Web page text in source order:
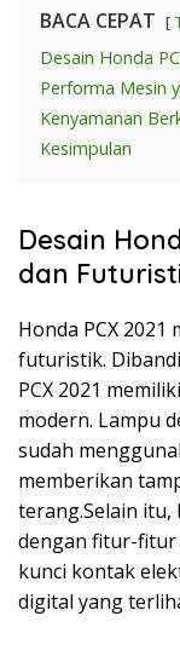
BACA CEPAT
Desain Honda
Performa Mesin
Kenyamanan
Kesimpulan
Desain
dan
Honda PCX
futuristik.
PCX 2021
modern. Lampu
sudah
memberikan
terang.Selain itu,
dengan fitur-fitur
kunci kontak
digital yang